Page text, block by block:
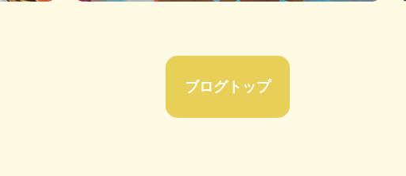
ブログトップ